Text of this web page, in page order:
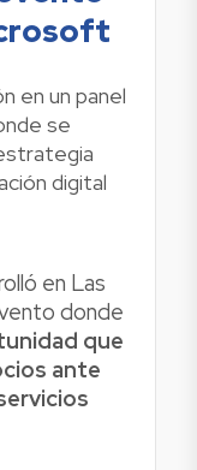
en un panel
se
digital
en Las
donde
que
ante